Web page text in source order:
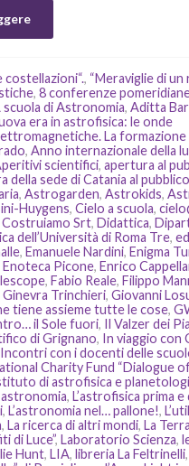
costellazioni“., “Meraviglie di un
, 8 conferenze
scuola di Astronomia, Aditta
era in astrofisica: le onde
La formazione
, Anno internazionale della
scientifici, apertura al
della sede di Catania al pubblico
, Astrogarden, Astrokids,
Huygens, Cielo a scuola,
Costruiamo Srt, Didattica,
dell’Università di Roma Tre,
, Emanuele Nardini, Enigma
Enoteca Picone, Enrico
, Fabio Reale, Filippo
Ginevra Trinchieri, Giovanni
tiene assieme tutte le cose,
il Sole fuori, Il Valzer dei
di Grignano, In viaggio con
Incontri con i docenti delle
Charity Fund “Dialogue
di astrofisica e
astronomia, L’astrofisica prima
, L’astronomia nel… pallone!,
, La ricerca di altri mondi, La
di Luce”, Laboratorio Scienza,
Hunt, LIA, libreria La Feltrinelli,